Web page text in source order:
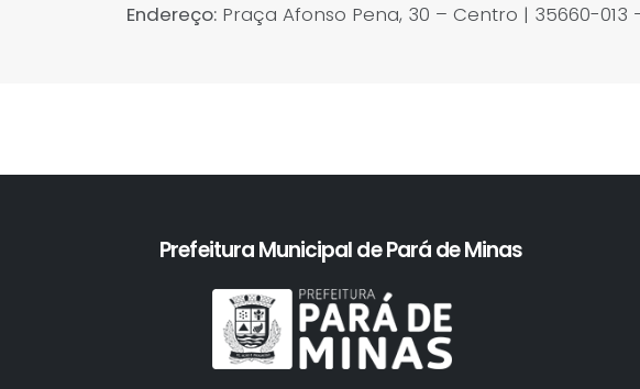
Endereço: Praça Afonso Pena, 30 – Centro | 35660-013
Prefeitura Municipal de Pará de Minas